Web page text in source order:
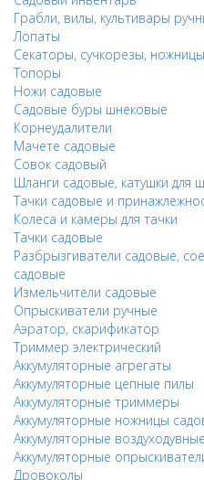
Грабли, вилы, культивары
Лопаты
Секаторы, сучкорезы,
Топоры
Ножи садовые
Садовые буры шнековые
Корнеудалители
Мачете садовые
Совок садовый
Шланги садовые, катушки для
Тачки садовые и
Колеса и камеры для тачки
Тачки садовые
Разбрызгиватели садовые,
садовые
Измельчители садовые
Опрыскиватели ручные
Аэратор, скарификатор
Триммер электрический
Аккумуляторные агрегаты
Аккумуляторные цепные пилы
Аккумуляторные триммеры
Аккумуляторные ножницы
Аккумуляторные
Аккумуляторные
Дровоколы